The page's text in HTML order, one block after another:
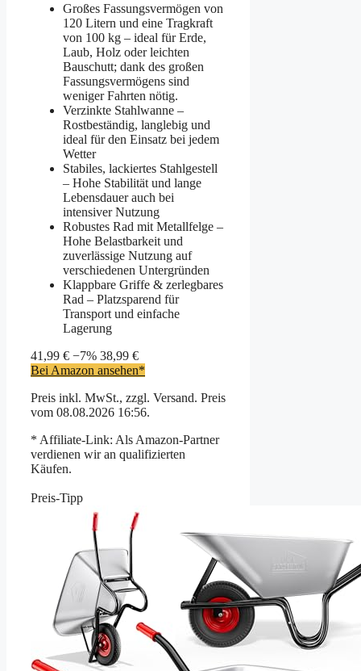
Großes Fassungsvermögen von
120 Litern und eine Tragkraft
von 100 kg – ideal für Erde,
Laub, Holz oder leichten
Bauschutt; dank des großen
Fassungsvermögens sind
weniger Fahrten nötig.
Verzinkte Stahlwanne –
Rostbeständig, langlebig und
ideal für den Einsatz bei jedem
Wetter
Stabiles, lackiertes Stahlgestell
– Hohe Stabilität und lange
Lebensdauer auch bei
intensiver Nutzung
Robustes Rad mit Metallfelge –
Hohe Belastbarkeit und
zuverlässige Nutzung auf
verschiedenen Untergründen
Klappbare Griffe & zerlegbares
Rad – Platzsparend für
Transport und einfache
Lagerung
41,99 € −7% 38,99 €
Bei Amazon ansehen*
Preis inkl. MwSt., zzgl. Versand. Preis
vom 08.08.2026 16:56.
* Affiliate-Link: Als Amazon-Partner
verdienen wir an qualifizierten
Käufen.
Preis-Tipp